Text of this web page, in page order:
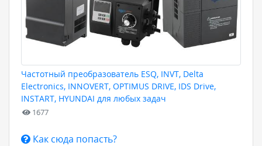
Частотный преобразователь ESQ, INVT, Delta
Electronics, INNOVERT, OPTIMUS DRIVE, IDS Drive,
INSTART, HYUNDAI для любых задач
1677
Как сюда попасть?